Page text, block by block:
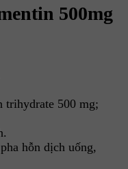
500mg
500 mg;
hỗn dịch uống,